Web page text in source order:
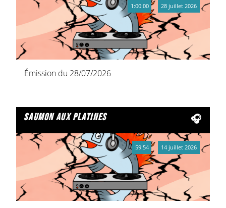
Émission du 28/07/2026
1:00:00 28 juillet 2026
saumon aux platines
59:54 14 juillet 2026